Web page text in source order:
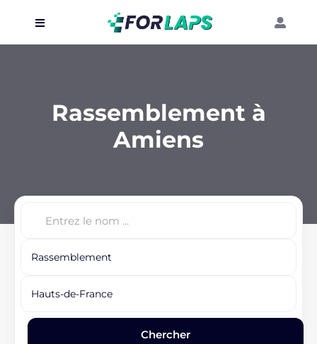
LocalisationRassemblement à
Amiens